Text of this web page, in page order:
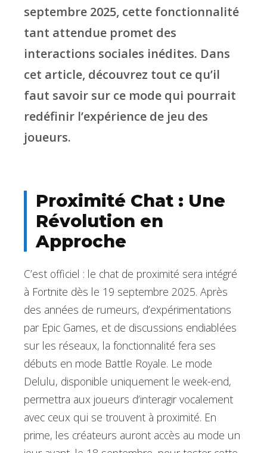
septembre 2025, cette fonctionnalité
tant attendue promet des
interactions sociales inédites. Dans
cet article, découvrez tout ce qu’il
faut savoir sur ce mode qui pourrait
redéfinir l’expérience de jeu des
joueurs.
Proximité Chat : Une
Révolution en
Approche
C’est officiel : le chat de proximité sera intégré
à Fortnite dès le 19 septembre 2025. Après
des années de rumeurs, d’expérimentations
par Epic Games, et de discussions endiablées
sur les réseaux, la fonctionnalité fera ses
débuts en mode Battle Royale. Le mode
Delulu, disponible uniquement le week-end,
permettra aux joueurs d’interagir vocalement
avec ceux qui se trouvent à proximité. En
prime, les créateurs auront accès au mode un